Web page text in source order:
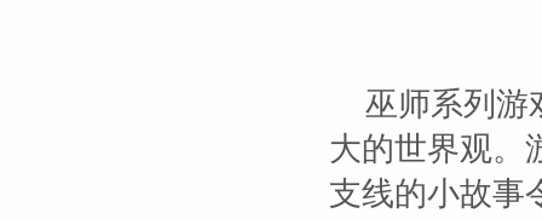
巫师系列游
大的世界观。
支线的小故事